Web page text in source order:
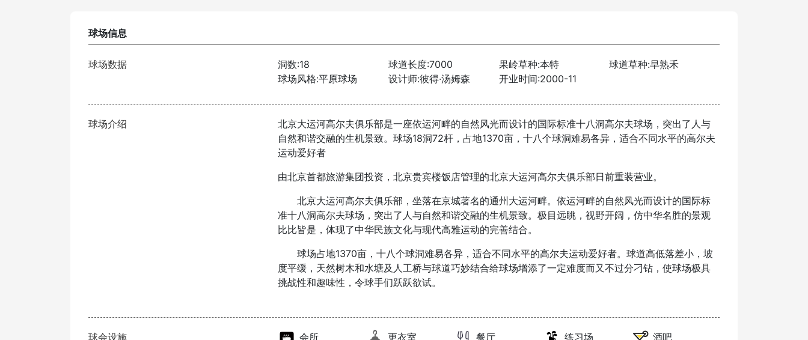
球场信息
球场数据 洞数:18 球道长度:7000 果岭草种:本特
球道草种:早熟禾
球场风格:平原球场
设计师:彼得·汤姆森 开业时间:2000-11
球场介绍
北京大运河高尔夫俱乐部是一座依运河畔的自然风光而设计的国际标准十八洞高尔夫球场，突出了人与
自然和谐交融的生机景致。球场18洞72杆，占地1370亩，十八个球洞难易各异，适合不同水平的高尔夫
运动爱好者
由北京首都旅游集团投资，北京贵宾楼饭店管理的北京大运河高尔夫俱乐部日前重装营业。
北京大运河高尔夫俱乐部，坐落在京城著名的通州大运河畔。依运河畔的自然风光而设计的国际标
准十八洞高尔夫球场，突出了人与自然和谐交融的生机景致。极目远眺，视野开阔，仿中华名胜的景观
比比皆是，体现了中华民族文化与现代高雅运动的完善结合。
球场占地1370亩，十八个球洞难易各异，适合不同水平的高尔夫运动爱好者。球道高低落差小，坡
度平缓，天然树木和水塘及人工桥与球道巧妙结合给球场增添了一定难度而又不过分刁钻，使球场极具
挑战性和趣味性，令球手们跃跃欲试。
球会设施 会所 更衣室 餐厅 练习场 酒吧